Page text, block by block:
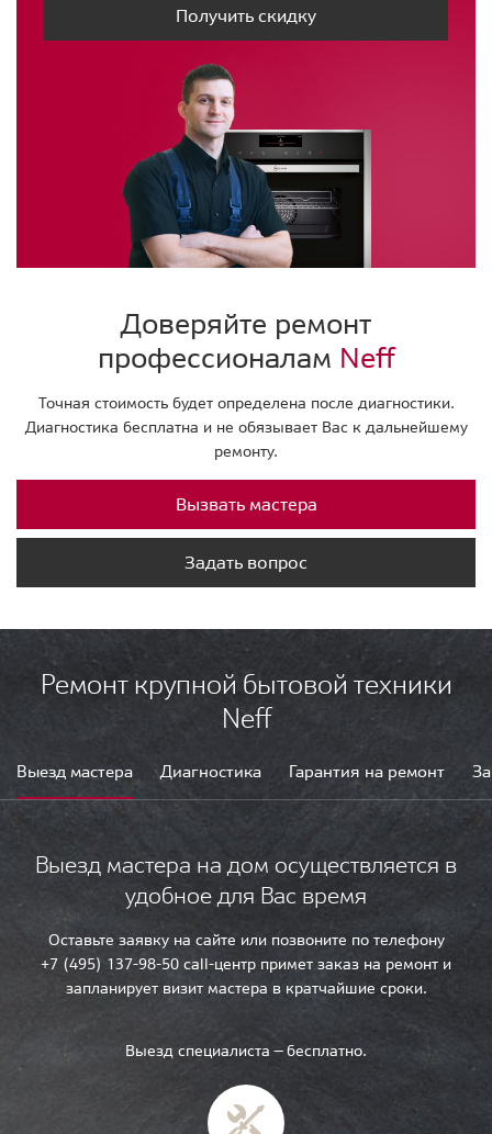
Получить скидку
Доверяйте ремонт
профессионалам Neff
Точная стоимость будет определена после диагностики.
Диагностика бесплатна и не обязывает Вас к дальнейшему
ремонту.
Вызвать мастера
Задать вопрос
Ремонт крупной бытовой техники
Neff
Выезд мастера Диагностика Гарантия на ремонт
Выезд мастера на дом осуществляется в
удобное для Вас время
Оставьте заявку на сайте или позвоните по телефону
+7 (495) 137-98-50 call-центр примет заказ на ремонт и
запланирует визит мастера в кратчайшие сроки.
Выезд специалиста — бесплатно.